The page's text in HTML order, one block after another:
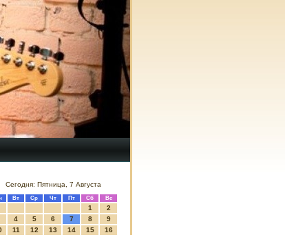
Сегодня: Пятница, 7 Августа
Вт Ср Чт Пт Сб Вс
1
2
4 5 6 7 8
9
11 12 13 14 15
16